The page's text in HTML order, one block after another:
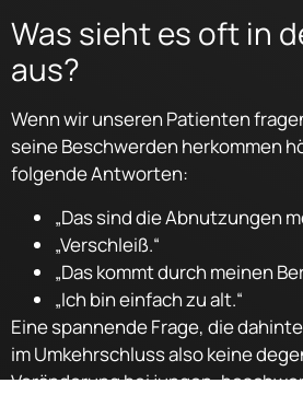
Was sieht es oft in
aus?
Wenn wir unseren Patienten
seine Beschwerden herkommen
folgende Antworten:
„Das sind die Abnutzungen
„Verschleiß.“
„Das kommt durch meinen
„Ich bin einfach zu alt.“
Eine spannende Frage, die
im Umkehrschluss also keine
Veränderung bei jungen,